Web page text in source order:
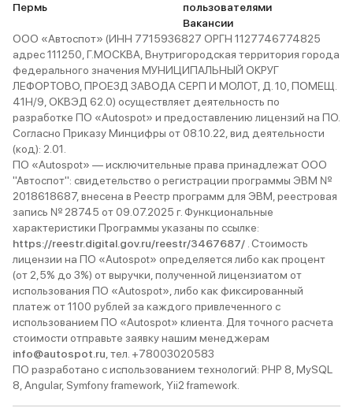
Пермь
пользователями
Вакансии
ООО «Автоспот» (ИНН 7715936827 ОРГН 1127746774825
адрес 111250, Г.МОСКВА, Внутригородская территория города
федерального значения МУНИЦИПАЛЬНЫЙ ОКРУГ
ЛЕФОРТОВО, ПРОЕЗД ЗАВОДА СЕРП И МОЛОТ, Д. 10, ПОМЕЩ.
41Н/9, ОКВЭД 62.0) осуществляет деятельность по
разработке ПО «Autospot» и предоставлению лицензий на ПО.
Согласно Приказу Минцифры от 08.10.22, вид деятельности
(код): 2.01.
ПО «Autospot» — исключительные права принадлежат ООО
"Автоспот": свидетельство о регистрации программы ЭВМ №
2018618687, внесена в Реестр программ для ЭВМ, реестровая
запись № 28745 от 09.07.2025 г. Функциональные
характеристики Программы указаны по ссылке:
https://reestr.digital.gov.ru/reestr/3467687/ . Стоимость
лицензии на ПО «Autospot» определяется либо как процент
(от 2,5% до 3%) от выручки, полученной лицензиатом от
использования ПО «Autospot», либо как фиксированный
платеж от 1100 рублей за каждого привлеченного с
использованием ПО «Autospot» клиента. Для точного расчета
стоимости отправьте заявку нашим менеджерам
info@autospot.ru , тел. +78003020583
ПО разработано с использованием технологий: PHP 8, MySQL
8, Angular, Symfony framework, Yii2 framework.